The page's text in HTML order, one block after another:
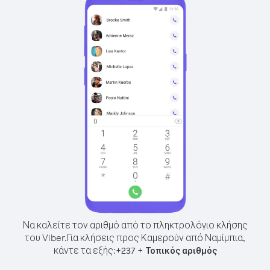
Να καλείτε τον αριθμό από το πληκτρολόγιο κλήσης
του Viber.Για κλήσεις προς Καμερούν από Ναμίμπια,
κάντε τα εξής:+237+ Τοπικός αριθμός